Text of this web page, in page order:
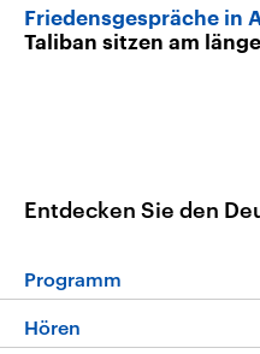
Friedensgespräche in
Taliban sitzen am
Entdecken Sie den
Programm
Programm
Hören